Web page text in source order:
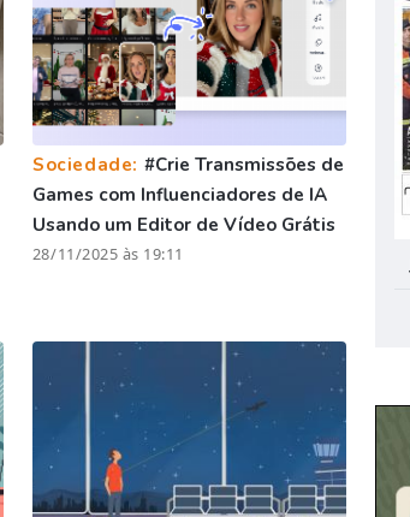
Sociedade: #Crie Transmissões de
Games com Influenciadores de IA
Usando um Editor de Vídeo Grátis
28/11/2025 às 19:11